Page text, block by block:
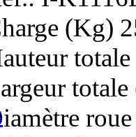
(Kg)